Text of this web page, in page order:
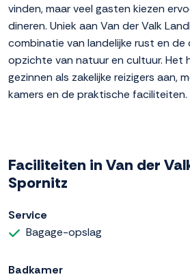
vinden, maar veel gasten kiezen
dineren. Uniek aan Van der Valk
combinatie van landelijke rust en de
opzichte van natuur en cultuur. Het
gezinnen als zakelijke reizigers aan,
kamers en de praktische faciliteiten.
Faciliteiten in Van der
Spornitz
Service
Bagage-opslag
Badkamer